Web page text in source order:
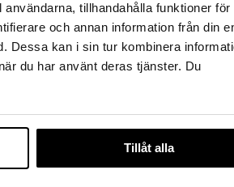
tillhandahålla funktioner för
och annan information från din
Dessa kan i sin tur kombinera
du har använt deras tjänster. Du
Tillåt alla